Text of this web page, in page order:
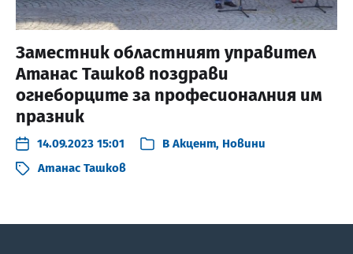
Заместник областният управител
Атанас Ташков поздрави
огнеборците за професионалния им
празник
14.09.2023 15:01 В Акцент, Новини
Атанас Ташков